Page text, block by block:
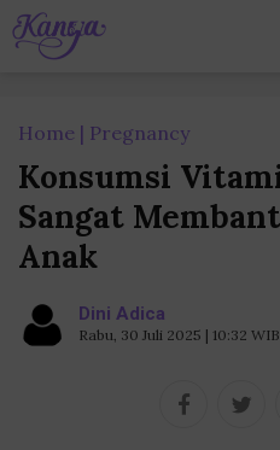
Home Pregnancy
Konsumsi
Sangat
Anak
Dini Adica
Rabu, 30 Juli 2025 | 10:32 WIB